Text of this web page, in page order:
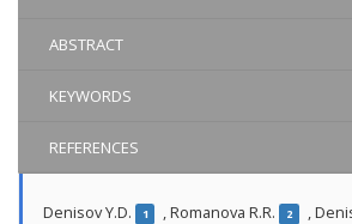
ABSTRACT
KEYWORDS
REFERENCES
Denisov Y.D. 1 ,Romanova R.R. 2 ,